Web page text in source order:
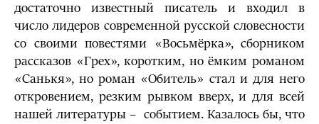
достаточно известный писатель и входил в
число лидеров современной русской словесности
со своими повестями «Восьмёрка», сборником
рассказов «Грех», коротким, но ёмким романом
«Санькя», но роман «Обитель» стал и для него
откровением, резким рывком вверх, и для всей
нашей литературы – событием. Казалось бы, что